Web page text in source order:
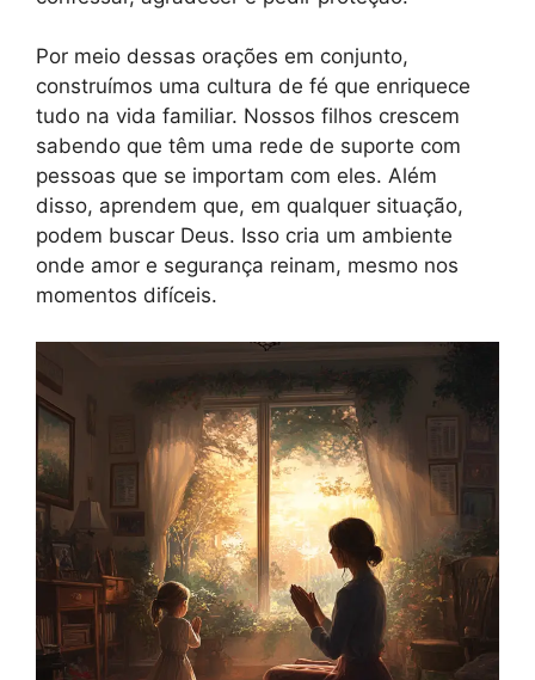
Por meio dessas orações em conjunto,
construímos uma cultura de fé que enriquece
tudo na vida familiar. Nossos filhos crescem
sabendo que têm uma rede de suporte com
pessoas que se importam com eles. Além
disso, aprendem que, em qualquer situação,
podem buscar Deus. Isso cria um ambiente
onde amor e segurança reinam, mesmo nos
momentos difíceis.